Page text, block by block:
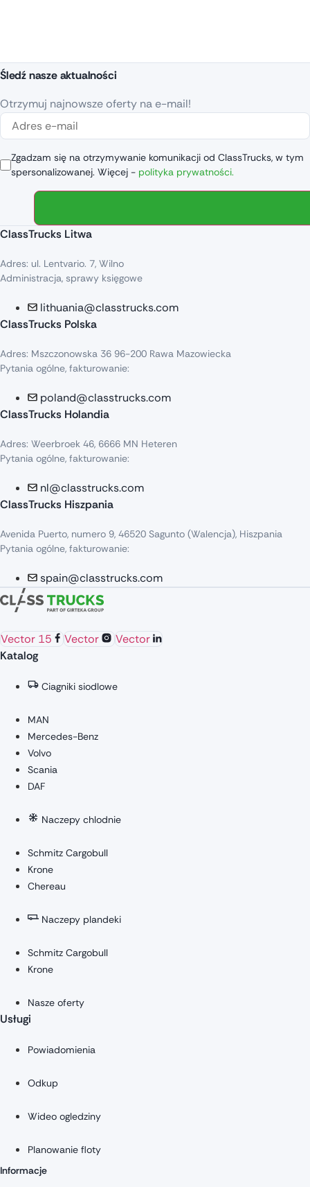
Śledź nasze aktualności
Otrzymuj najnowsze oferty na e-mail!
Zgadzam się na otrzymywanie komunikacji od ClassTrucks, w tym
spersonalizowanej. Więcej - polityka prywatności.
ClassTrucks Litwa
Adres: ul. Lentvario. 7, Wilno
Administracja, sprawy księgowe
lithuania@classtrucks.com
ClassTrucks Polska
Adres: Mszczonowska 36 96-200 Rawa Mazowiecka
Pytania ogólne, fakturowanie:
poland@classtrucks.com
ClassTrucks Holandia
Adres: Weerbroek 46, 6666 MN Heteren
Pytania ogólne, fakturowanie:
nl@classtrucks.com
ClassTrucks Hiszpania
Avenida Puerto, numero 9, 46520 Sagunto (Walencja), Hiszpania
Pytania ogólne, fakturowanie:
spain@classtrucks.com
Vector 15 Vector
Vector
Katalog
Ciagniki siodlowe
MAN
Mercedes-Benz
Volvo
Scania
DAF
Naczepy chlodnie
Schmitz Cargobull
Krone
Chereau
Naczepy plandeki
Schmitz Cargobull
Krone
Nasze oferty
Usługi
Powiadomienia
Odkup
Wideo ogledziny
Planowanie floty
Informacje